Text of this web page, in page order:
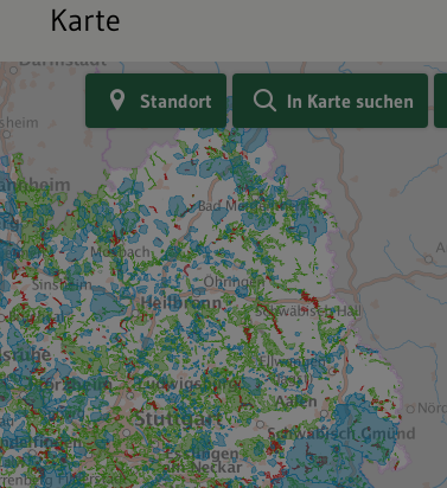
Karte